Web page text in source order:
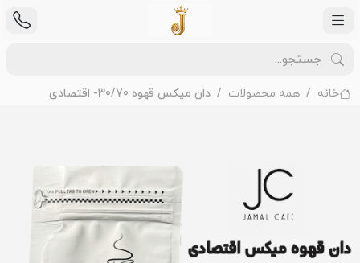
خانه همه محصولات دان میکس قهوه 30/70- اقتصادی